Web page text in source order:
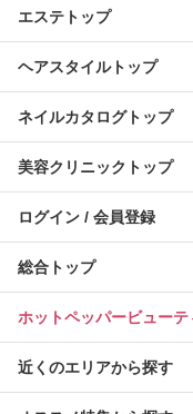
エステトップ
ヘアスタイルトップ
ネイルカタログトップ
美容クリニックトップ
ログイン / 会員登録
総合トップ
ホットペッパービュー
近くのエリアから探す